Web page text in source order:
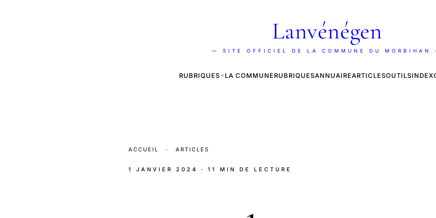
Lanvénégen
— SITE OFFICIEL DE LA COMMUNE DU MORBIHAN
RUBRIQUES LA COMMUNERUBRIQUESANNUAIREARTICLESOUTILSINDEX
ACCUEIL · ARTICLES
1 JANVIER 2024 · 11 MIN DE LECTURE